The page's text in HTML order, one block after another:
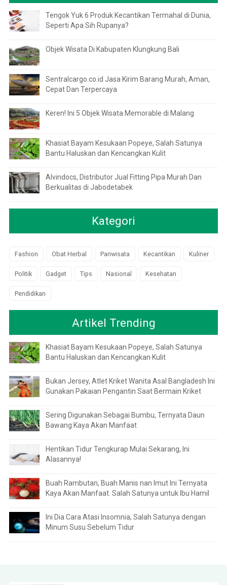
Tengok Yuk 6 Produk Kecantikan Termahal di Dunia,
Seperti Apa Sih Rupanya?
Objek Wisata Di Kabupaten Klungkung Bali
Sentralcargo.co.id Jasa Kirim Barang Murah, Aman,
Cepat Dan Terpercaya
Keren! Ini 5 Objek Wisata Memorable di Malang
Khasiat Bayam Kesukaan Popeye, Salah Satunya
Bantu Haluskan dan Kencangkan Kulit
Alvindocs, Distributor Jual Fitting Pipa Murah Dan
Berkualitas di Jabodetabek
Kategori
Fashion Obat Herbal Pariwisata Kecantikan Kuliner
Politik Gadget Tips Nasional Kesehatan
Pendidikan
Artikel Trending
Khasiat Bayam Kesukaan Popeye, Salah Satunya
Bantu Haluskan dan Kencangkan Kulit
Bukan Jersey, Atlet Kriket Wanita Asal Bangladesh Ini
Gunakan Pakaian Pengantin Saat Bermain Kriket
Sering Digunakan Sebagai Bumbu, Ternyata Daun
Bawang Kaya Akan Manfaat
Hentikan Tidur Tengkurap Mulai Sekarang, Ini
Alasannya!
Buah Rambutan, Buah Manis nan Imut Ini Ternyata
Kaya Akan Manfaat. Salah Satunya untuk Ibu Hamil
Ini Dia Cara Atasi Insomnia, Salah Satunya dengan
Minum Susu Sebelum Tidur